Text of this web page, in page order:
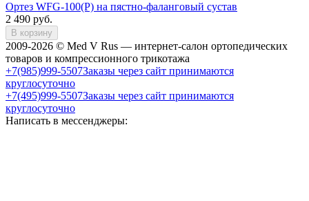
Ортез WFG-100(P) на пястно-фаланговый сустав
2 490 руб.
В корзину
2009-2026 © Med V Rus — интернет-салон ортопедических
товаров и компрессионного трикотажа
+7(985)999-5507Заказы через сайт принимаются
круглосуточно
+7(495)999-5507Заказы через сайт принимаются
круглосуточно
Написать в мессенджеры: